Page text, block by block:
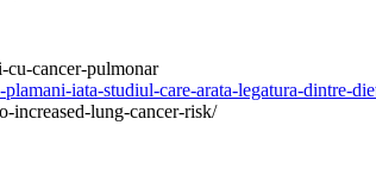
cancer-pulmonar
iata-studiul-care-arata-legatura-dintre-
increased-lung-cancer-risk/